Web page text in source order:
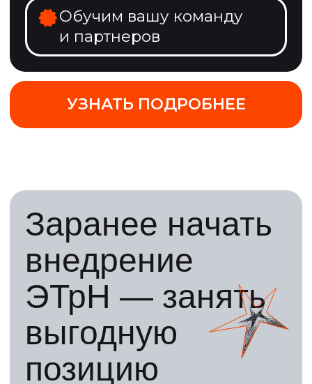
Переход без стресса
адаптироваться,
а контрагенты —
подключиться
Сейчас —
лучшее
время, чтобы
и по самым выгодным условиям
можете быть среди них